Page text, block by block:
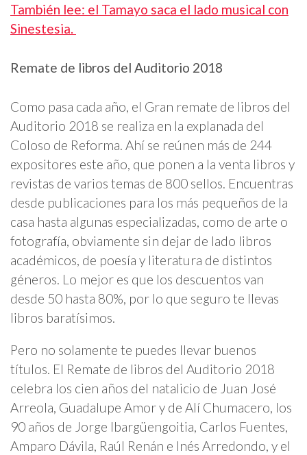
También lee: el Tamayo saca el lado musical con
Sinestesia.
Remate de libros del Auditorio 2018
Como pasa cada año, el Gran remate de libros del
Auditorio 2018 se realiza en la explanada del
Coloso de Reforma. Ahí se reúnen más de 244
expositores este año, que ponen a la venta libros y
revistas de varios temas de 800 sellos. Encuentras
desde publicaciones para los más pequeños de la
casa hasta algunas especializadas, como de arte o
fotografía, obviamente sin dejar de lado libros
académicos, de poesía y literatura de distintos
géneros. Lo mejor es que los descuentos van
desde 50 hasta 80%, por lo que seguro te llevas
libros baratísimos.
Pero no solamente te puedes llevar buenos
títulos. El Remate de libros del Auditorio 2018
celebra los cien años del natalicio de Juan José
Arreola, Guadalupe Amor y de Alí Chumacero, los
90 años de Jorge Ibargüengoitia, Carlos Fuentes,
Amparo Dávila, Raúl Renán e Inés Arredondo, y el